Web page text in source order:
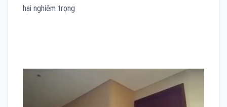
hại nghiêm trọng